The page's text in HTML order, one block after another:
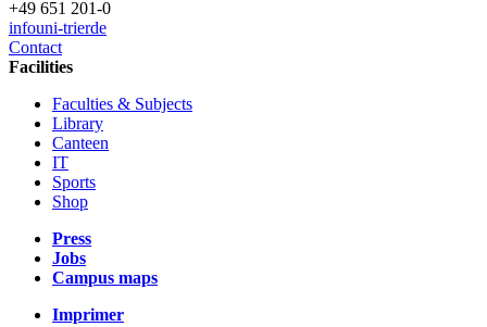
+49 651 201-0
infouni-trierde
Contact
Facilities
Faculties & Subjects
Library
Canteen
IT
Sports
Shop
Press
Jobs
Campus maps
Imprimer